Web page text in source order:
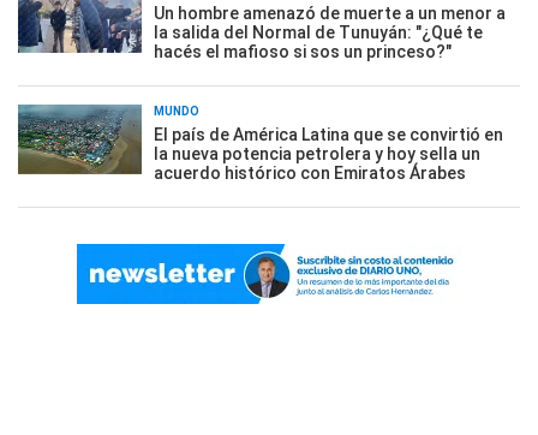
Un hombre amenazó de muerte a un menor a
la salida del Normal de Tunuyán: "¿Qué te
hacés el mafioso si sos un princeso?"
MUNDO
El país de América Latina que se convirtió en
la nueva potencia petrolera y hoy sella un
acuerdo histórico con Emiratos Árabes